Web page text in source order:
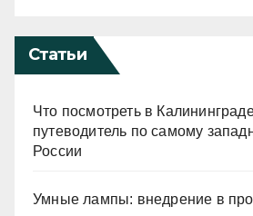
Статьи
Что посмотреть в
путеводитель по самому
России
Умные лампы: внедрение в